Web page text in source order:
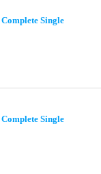
Single
Single